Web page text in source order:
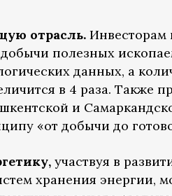
отрасль. Инвесторам
полезных
данных, а
в 4 раза. Также
и
«от добычи до
участвуя в
хранения энергии,